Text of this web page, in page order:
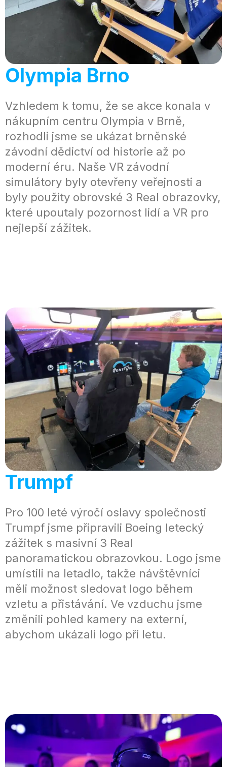
Olympia Brno
Vzhledem k tomu, že se akce konala v
nákupním centru Olympia v Brně,
rozhodli jsme se ukázat brněnské
závodní dědictví od historie až po
moderní éru. Naše VR závodní
simulátory byly otevřeny veřejnosti a
byly použity obrovské 3 Real obrazovky,
které upoutaly pozornost lidí a VR pro
nejlepší zážitek.
Trumpf
Pro 100 leté výročí oslavy společnosti
Trumpf jsme připravili Boeing letecký
zážitek s masivní 3 Real
panoramatickou obrazovkou. Logo jsme
umístili na letadlo, takže návštěvníci
měli možnost sledovat logo během
vzletu a přistávání. Ve vzduchu jsme
změnili pohled kamery na externí,
abychom ukázali logo při letu.